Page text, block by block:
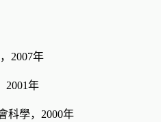
2007年
2001年
科學，2000年